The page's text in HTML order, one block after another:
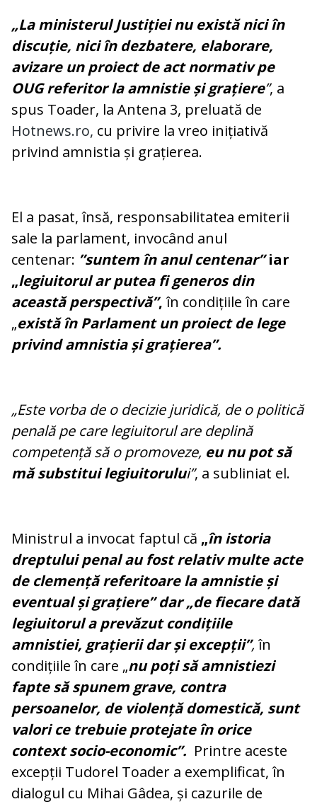
„La ministerul Justiției nu există nici în
discuție, nici în dezbatere, elaborare,
avizare un proiect de act normativ pe
OUG referitor la amnistie și grațiere”, a
spus Toader, la Antena 3, preluată de
Hotnews.ro, cu privire la vreo inițiativă
privind amnistia și grațierea.
El a pasat, însă, responsabilitatea emiterii
sale la parlament, invocând anul
centenar: ”suntem în anul centenar”iar
„legiuitorul ar putea fi generos din
această perspectivă”,în condițiile în care
„există în Parlament un proiect de lege
privind amnistia și grațierea”.
„Este vorba de o decizie juridică, de o politică
penală pe care legiuitorul are deplină
competență să o promoveze, eu nu pot să
mă substitui legiuitorului”, a subliniat el.
Ministrul a invocat faptul că „în istoria
dreptului penal au fost relativ multe acte
de clemență referitoare la amnistie și
eventual și grațiere” dar „de fiecare dată
legiuitorul a prevăzut condițiile
amnistiei, grațierii dar și excepții”,în
condițiile în care „nu poți să amnistiezi
fapte să spunem grave, contra
persoanelor, de violență domestică, sunt
valori ce trebuie protejate în orice
context socio-economic”. Printre aceste
excepții Tudorel Toader a exemplificat, în
dialogul cu Mihai Gâdea, și cazurile de